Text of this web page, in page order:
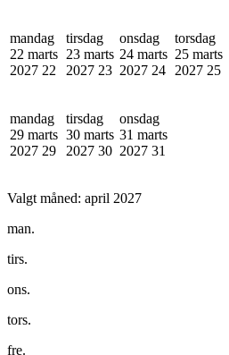
mandag
22 marts
2027 22
tirsdag
23 marts
2027 23
onsdag
24 marts
2027 24
torsdag
25 marts
2027 25
mandag
29 marts
2027 29
tirsdag
30 marts
2027 30
onsdag
31 marts
2027 31
Valgt måned: april 2027
man.
tirs.
ons.
tors.
fre.